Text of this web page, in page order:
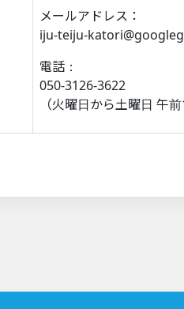
メールアドレス：
iju-teiju-
電話：
050-3126-3622
（火曜日から土曜日 午